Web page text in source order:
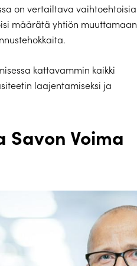
on vertailtava vaihtoehtoisia
määrätä yhtiön muuttamaan
kattavammin kaikki
laajentamiseksi ja
Voima